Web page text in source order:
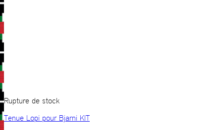
Rupture de stock
Tenue Lopi pour Bjarni KIT